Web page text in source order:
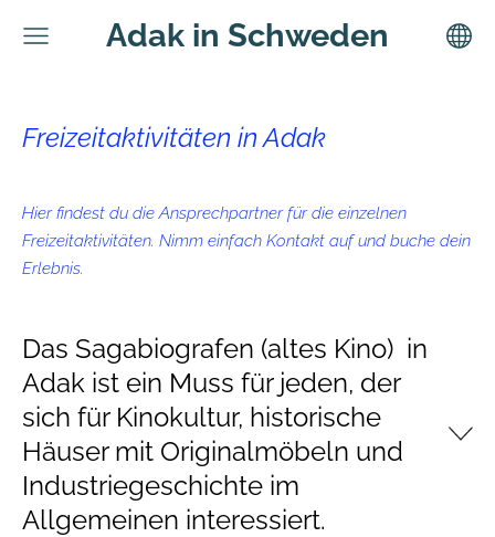
Adak in Schweden
Freizeitaktivitäten in Adak
Hier findest du die Ansprechpartner für die einzelnen
Freizeitaktivitäten. Nimm einfach Kontakt auf und buche dein
Erlebnis.
Das Sagabiografen (altes Kino) in
Adak ist ein Muss für jeden, der
sich für Kinokultur, historische
Häuser mit Originalmöbeln und
Industriegeschichte im
Allgemeinen interessiert.